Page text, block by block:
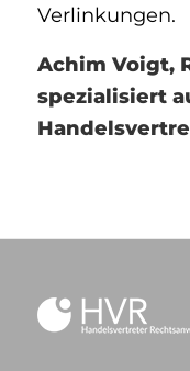
Verlinkungen.
Achim Voigt,
spezialisiert